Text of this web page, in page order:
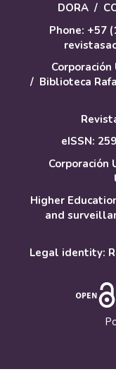
DORA /
Phone: +57
/ Biblioteca
eISSN:
Corporación
Higher
and
Legal identity: